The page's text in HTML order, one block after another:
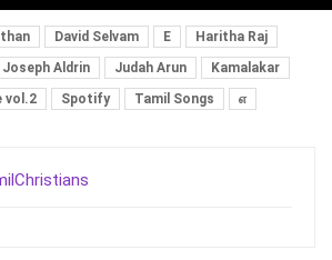
David Selvam E
Haritha Raj
Joseph Aldrin Judah Arun
Kamalakar
vol.2
Spotify Tamil Songs எ